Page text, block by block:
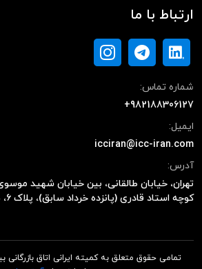
ارتباط با ما
شماره تماس:
+982188306127
ایمیل:
icciran@icc-iran.com
آدرس:
تهران، خیابان طالقانی، بین خیابان شهید
کوچه استاد قادری (پانزده خرداد سابق)، پلاک ۶، طبقه چهارم
تمامی حقوق متعلق به کمیته ایرانی اتاق